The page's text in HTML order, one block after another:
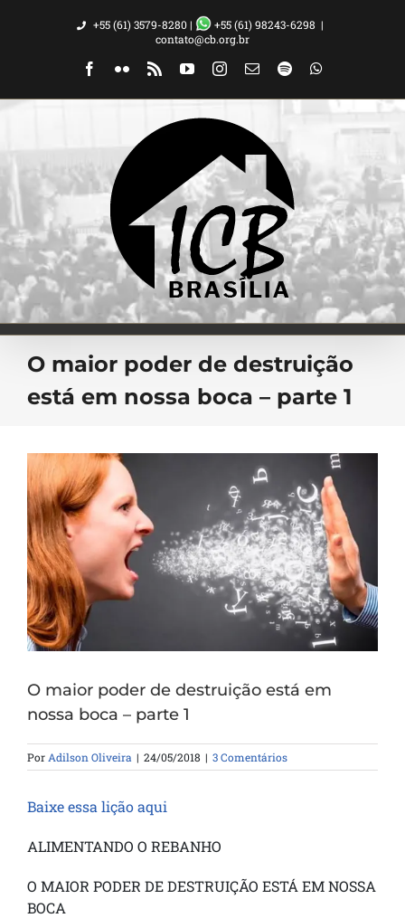
+55 (61) 3579-8280 | +55 (61) 98243-6298 |
contato@cb.org.br
Facebook
FlickrRss YouTubeInstagram
EmailSpotify
O maior poder de destruição
está em nossa boca – parte 1
O maior poder de destruição está em
nossa boca – parte 1
Por Adilson Oliveira | 24/05/2018 | 3 Comentários
Baixe essa lição aqui
ALIMENTANDO O REBANHO
O MAIOR PODER DE DESTRUIÇÃO ESTÁ EM NOSSA
BOCA